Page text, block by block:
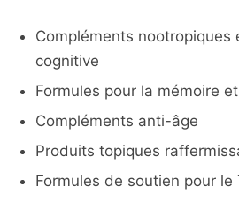
Compléments nootropiques
cognitive
Formules pour la mémoire
Compléments anti-âge
Produits topiques
Formules de soutien pour le